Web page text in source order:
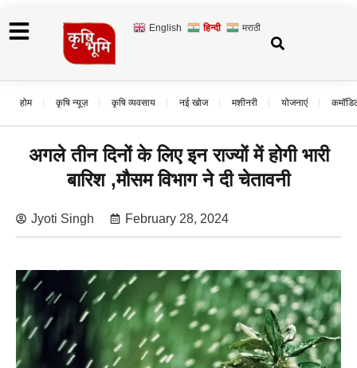
English हिन्दी मराठी
होम कृषि न्यूज़ कृषि व्यवसाय नई खोज मशीनरी योजनाएं
अगले तीन दिनों के लिए इन राज्यों में होगी भारी
बारिश ,मौसम विभाग ने दी चेतावनी
Jyoti Singh February 28, 2024